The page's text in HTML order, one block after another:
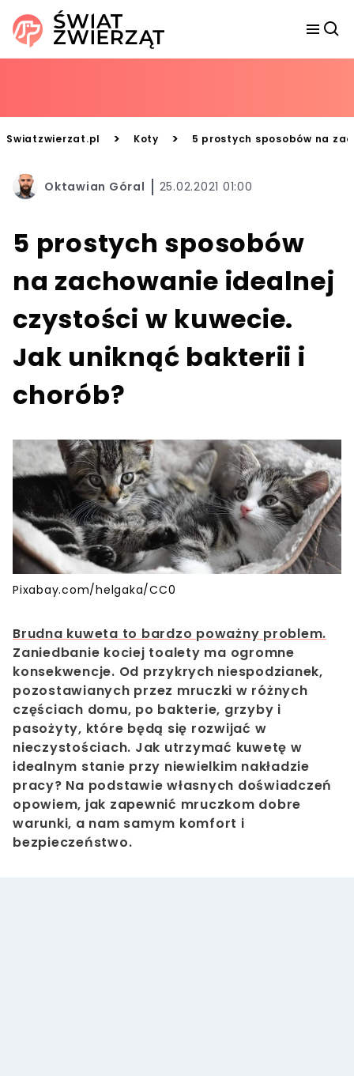
Swiatzwierzat.pl > Koty > 5 prostych sposobów na
Oktawian Góral 25.02.2021 01:00
5 prostych sposobów
na zachowanie idealnej
czystości w kuwecie.
Jak uniknąć bakterii i
chorób?
Pixabay.com/helgaka/CC0
Brudna kuweta to bardzo poważny problem.
Zaniedbanie kociej toalety ma ogromne
konsekwencje. Od przykrych niespodzianek,
pozostawianych przez mruczki w różnych
częściach domu, po bakterie, grzyby i
pasożyty, które będą się rozwijać w
nieczystościach. Jak utrzymać kuwetę w
idealnym stanie przy niewielkim nakładzie
pracy? Na podstawie własnych doświadczeń
opowiem, jak zapewnić mruczkom dobre
warunki, a nam samym komfort i
bezpieczeństwo.